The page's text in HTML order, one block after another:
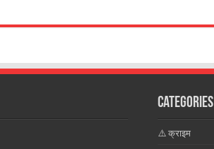
Categories
⚠️ क्राइम